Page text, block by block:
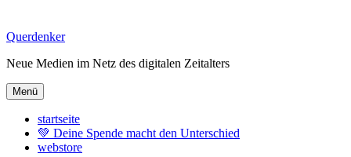
Zum
springen
Querdenker
Neue Medien im Netz des digitalen Zeitalters
Menü
startseite
💚 Deine Spende macht den Unterschied
webstore